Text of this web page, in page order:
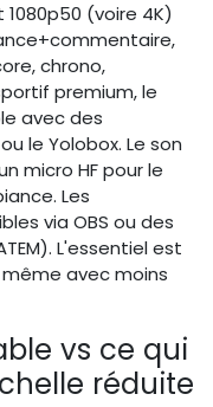
(voire 4K)
chrono,
premium, le
avec des
le Yolobox. Le son
micro HF pour le
Les
via OBS ou des
L'essentiel est
avec moins
vs ce qui
réduite